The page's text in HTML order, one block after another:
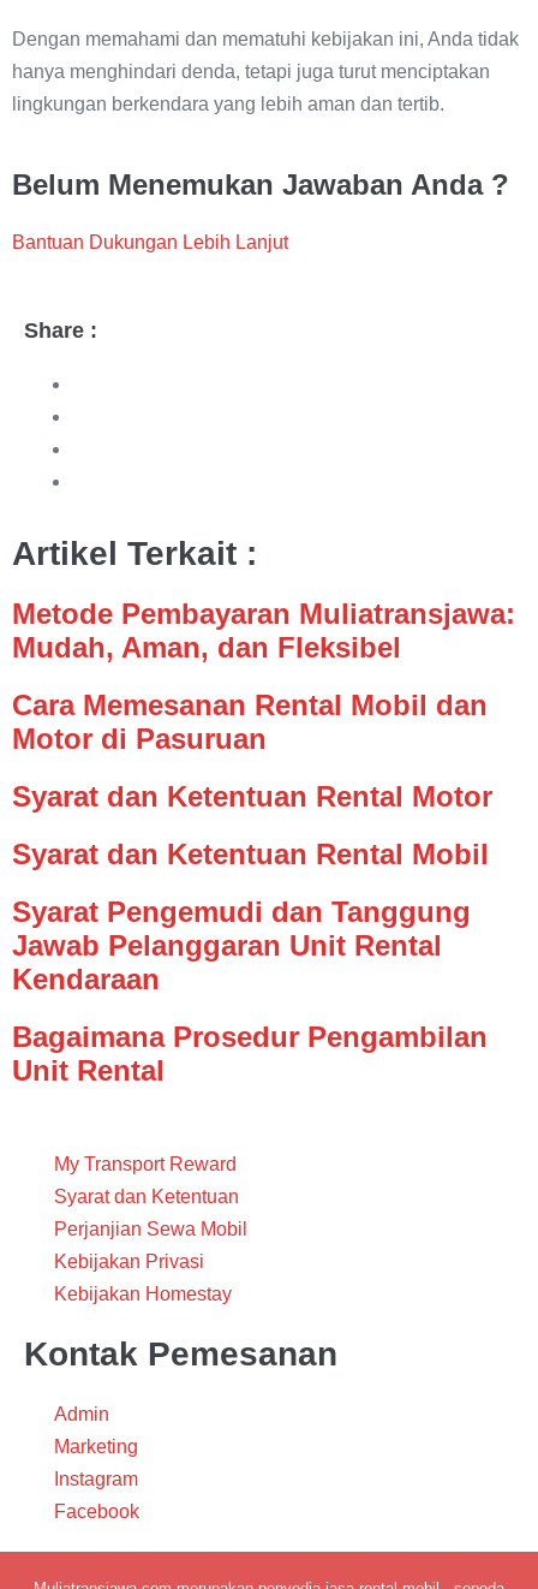
My Transport Reward
Syarat dan Ketentuan
Perjanjian Sewa Mobil
Kebijakan Privasi
Kebijakan Homestay
Kontak Pemesanan
Admin
Marketing
Instagram
Facebook
Dengan memahami dan mematuhi kebijakan ini, Anda tidak
hanya menghindari denda, tetapi juga turut menciptakan
lingkungan berkendara yang lebih aman dan tertib.
Belum Menemukan Jawaban Anda ?
Bantuan Dukungan Lebih Lanjut
Share :
Artikel Terkait :
Metode Pembayaran Muliatransjawa:
Mudah, Aman, dan Fleksibel
Cara Memesanan Rental Mobil dan
Motor di Pasuruan
Syarat dan Ketentuan Rental Motor
Syarat dan Ketentuan Rental Mobil
Syarat Pengemudi dan Tanggung
Jawab Pelanggaran Unit Rental
Kendaraan
Bagaimana Prosedur Pengambilan
Unit Rental